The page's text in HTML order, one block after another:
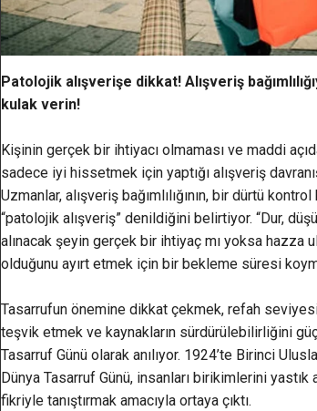
Patolojik alışverişe dikkat! Alışveriş
kulak verin!
Kişinin gerçek bir ihtiyacı olmaması ve maddi
sadece iyi hissetmek için yaptığı alışveriş
Uzmanlar, alışveriş bağımlılığının, bir dürtü
“patolojik alışveriş” denildiğini belirtiyor. “Dur,
alınacak şeyin gerçek bir ihtiyaç mı yoksa hazza
olduğunu ayırt etmek için bir bekleme süresi
Tasarrufun önemine dikkat çekmek, refah
teşvik etmek ve kaynakların sürdürülebilirliğini
Tasarruf Günü olarak anılıyor. 1924’te Birinci
Dünya Tasarruf Günü, insanları birikimlerini
fikriyle tanıştırmak amacıyla ortaya çıktı.